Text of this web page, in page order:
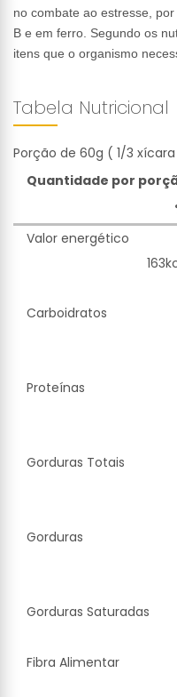
no combate ao estresse,
B e em ferro. Segundo os
itens que o organismo
Tabela Nutricional
Porção de 60g ( 1/3
Quantidade por
Valor energético
Carboidratos
Proteínas
Gorduras Totais
Gorduras
Gorduras Saturadas
Fibra Alimentar